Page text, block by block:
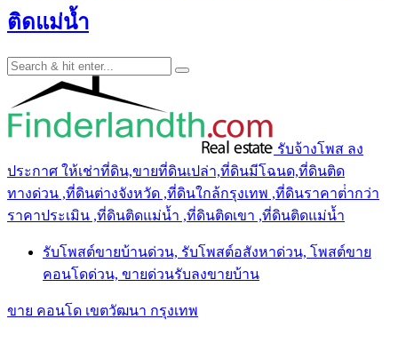
ติดแม่น้ำ
รับจ้างโพส ลง
ประกาศ ให้เช่าที่ดิน,ขายที่ดินเปล่า,ที่ดินมีโฉนด,ที่ดินติด
ทางด่วน ,ที่ดินต่างจังหวัด ,ที่ดินใกล้กรุงเทพ ,ที่ดินราคาต่ํากว่า
ราคาประเมิน ,ที่ดินติดแม่น้ำ ,ที่ดินติดเขา ,ที่ดินติดแม่น้ำ
รับโพสต์ขายบ้านด่วน, รับโพสต์อสังหาด่วน, โพสต์ขาย
คอนโดด่วน, ขายด่วนรับลงขายบ้าน
ขาย คอนโด เขตวัฒนา กรุงเทพ